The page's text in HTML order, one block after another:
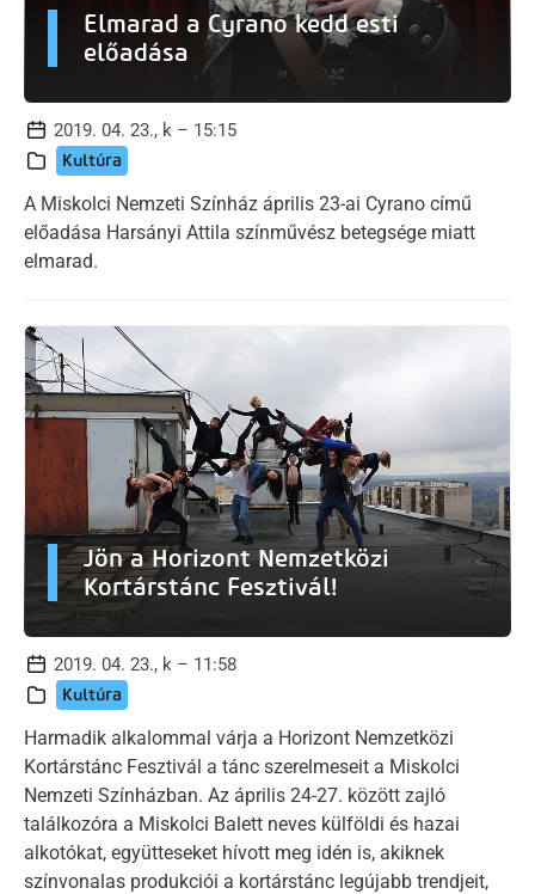
Elmarad a Cyrano kedd esti
előadása
2019. 04. 23., k – 15:15
Kultúra
A Miskolci Nemzeti Színház április 23-ai Cyrano című
előadása Harsányi Attila színművész betegsége miatt
elmarad.
Jön a Horizont Nemzetközi
Kortárstánc Fesztivál!
2019. 04. 23., k – 11:58
Kultúra
Harmadik alkalommal várja a Horizont Nemzetközi
Kortárstánc Fesztivál a tánc szerelmeseit a Miskolci
Nemzeti Színházban. Az április 24-27. között zajló
találkozóra a Miskolci Balett neves külföldi és hazai
alkotókat, együtteseket hívott meg idén is, akiknek
színvonalas produkciói a kortárstánc legújabb trendjeit,